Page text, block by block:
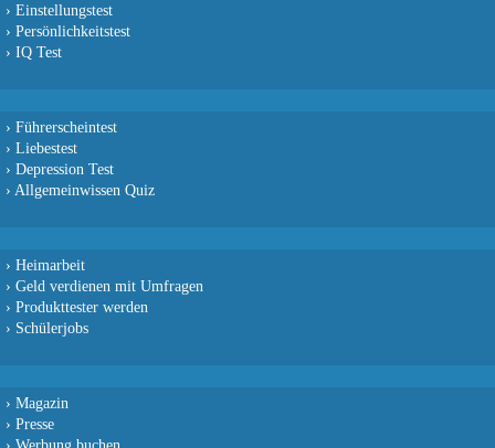
› Einstellungstest
› Persönlichkeitstest
› IQ Test
› Führerscheintest
› Liebestest
› Depression Test
› Allgemeinwissen Quiz
› Heimarbeit
› Geld verdienen mit Umfragen
› Produkttester werden
› Schülerjobs
› Magazin
› Presse